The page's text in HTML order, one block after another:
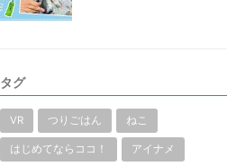
タグ
VR つりごはん ねこ
はじめてならココ！ アイナメ